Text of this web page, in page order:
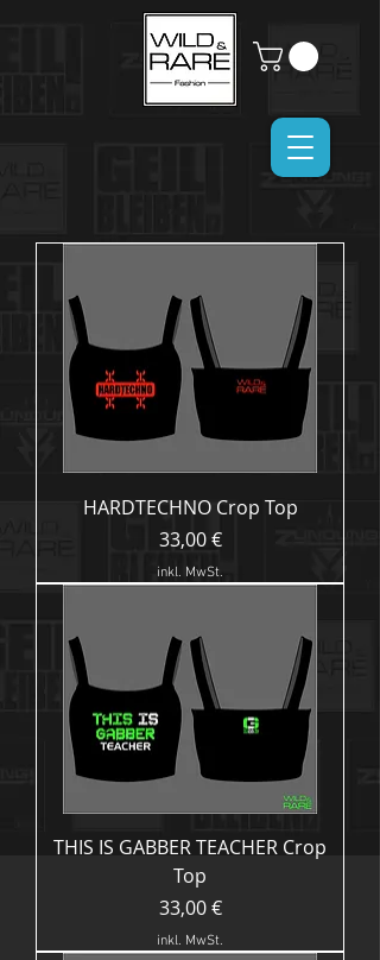
HARDTECHNO Crop Top
Preis
33,00 €
inkl. MwSt.
THIS IS GABBER TEACHER Crop
Top
Preis
33,00 €
inkl. MwSt.